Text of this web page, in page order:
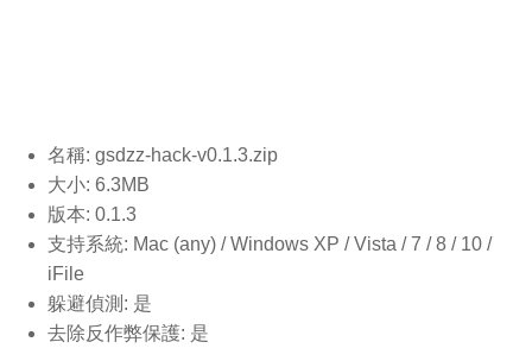
名稱: gsdzz-hack-v0.1.3.zip
大小: 6.3MB
版本: 0.1.3
支持系統: Mac (any) / Windows XP / Vista / 7 / 8 / 10 /
iFile
躲避偵測: 是
去除反作弊保護: 是